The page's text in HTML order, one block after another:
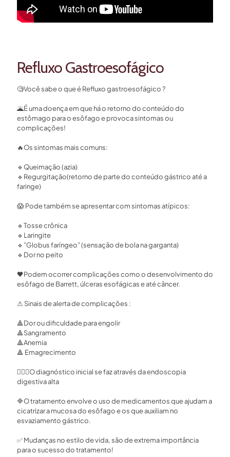
Refluxo Gastroesofágico
🧐Você sabe o que é Refluxo gastroesofágico ?⁣
🌋É uma doença em que há o retorno do conteúdo do
estômago para o esôfago e provoca sintomas ou
complicações!⁣
🔥Os sintomas mais comuns:⁣
🔹 Queimação (azia)⁣
🔹 Regurgitação(retorno de parte do conteúdo gástrico até a
faringe)⁣
😱Pode também se apresentar com sintomas atípicos:⁣
🔹Tosse crônica⁣
🔹 Laringite⁣
🔹 ”Globus faríngeo” (sensação de bola na garganta)⁣
🔹 Dor no peito ⁣
🖤Podem ocorrer complicações como o desenvolvimento do
esôfago de Barrett, úlceras esofágicas e até câncer. ⁣
⚠ Sinais de alerta de complicações :⁣
🔺Dor ou dificuldade para engolir
🔺Sangramento ⁣
🔺Anemia ⁣
🔺 Emagrecimento ⁣
🕵🏻‍♀O diagnóstico inicial se faz através da endoscopia
digestiva alta⁣
🔷O tratamento envolve o uso de medicamentos que ajudam a
cicatrizar a mucosa do esôfago e os que auxiliam no
esvaziamento gástrico. ⁣
✅Mudanças no estilo de vida, são de extrema importância
para o sucesso do tratamento!⁣